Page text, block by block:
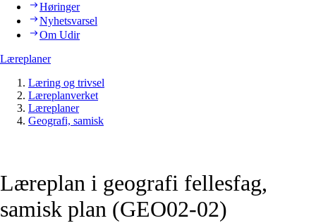
Høringer
Nyhetsvarsel
Om Udir
Læreplaner
Læring og trivsel
Læreplanverket
Læreplaner
Geografi, samisk
Læreplan i geografi fellesfag,
samisk plan (GEO02‑02)